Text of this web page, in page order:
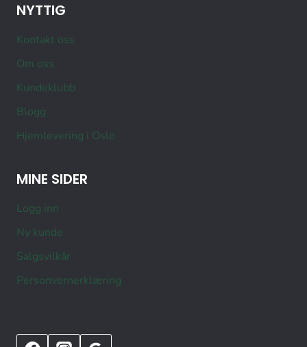
NYTTIG
Kontakt oss
Om oss
Kundeklubb
Blogg
Hjemlevering i Oslo
MINE SIDER
Logg inn
Ny kunde
Salgsvilkår
Personvernerklæring